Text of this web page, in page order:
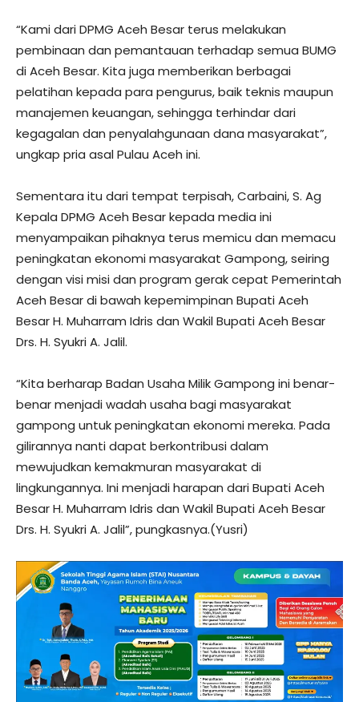
“Kami dari DPMG Aceh Besar terus melakukan
pembinaan dan pemantauan terhadap semua BUMG
di Aceh Besar. Kita juga memberikan berbagai
pelatihan kepada para pengurus, baik teknis maupun
manajemen keuangan, sehingga terhindar dari
kegagalan dan penyalahgunaan dana masyarakat”,
ungkap pria asal Pulau Aceh ini.
Sementara itu dari tempat terpisah, Carbaini, S. Ag
Kepala DPMG Aceh Besar kepada media ini
menyampaikan pihaknya terus memicu dan memacu
peningkatan ekonomi masyarakat Gampong, seiring
dengan visi misi dan program gerak cepat Pemerintah
Aceh Besar di bawah kepemimpinan Bupati Aceh
Besar H. Muharram Idris dan Wakil Bupati Aceh Besar
Drs. H. Syukri A. Jalil.
“Kita berharap Badan Usaha Milik Gampong ini benar-
benar menjadi wadah usaha bagi masyarakat
gampong untuk peningkatan ekonomi mereka. Pada
gilirannya nanti dapat berkontribusi dalam
mewujudkan kemakmuran masyarakat di
lingkungannya. Ini menjadi harapan dari Bupati Aceh
Besar H. Muharram Idris dan Wakil Bupati Aceh Besar
Drs. H. Syukri A. Jalil”, pungkasnya.(Yusri)